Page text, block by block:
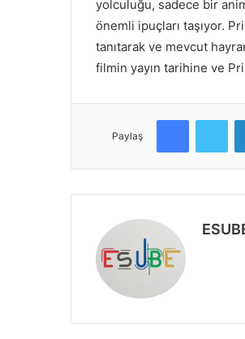
yolculuğu, sadece bir
önemli ipuçları taşıyor.
tanıtarak ve mevcut
filmin yayın tarihine ve
Paylaş